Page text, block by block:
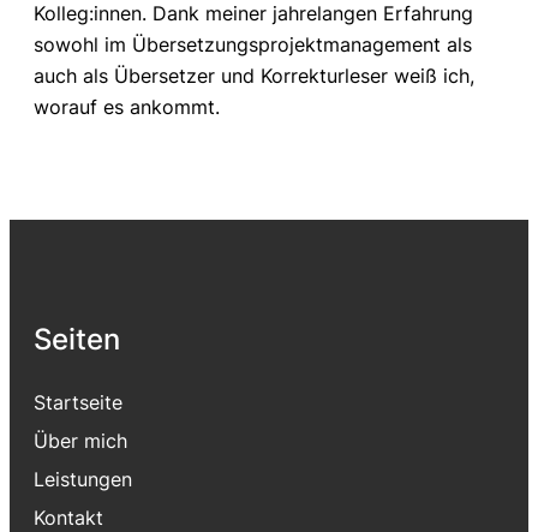
Kolleg:innen. Dank meiner jahrelangen Erfahrung
sowohl im Übersetzungsprojektmanagement als
auch als Übersetzer und Korrekturleser weiß ich,
worauf es ankommt.
Seiten
Startseite
Über mich
Leistungen
Kontakt